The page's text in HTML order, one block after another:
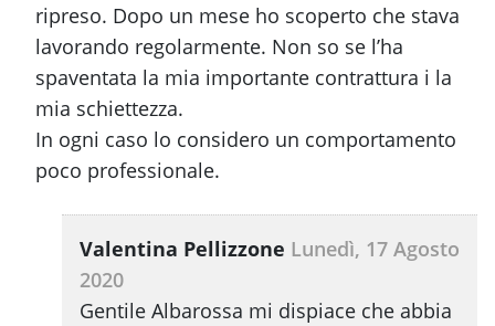
ripreso. Dopo un mese ho scoperto che stava
lavorando regolarmente. Non so se l’ha
spaventata la mia importante contrattura i la
mia schiettezza.
In ogni caso lo considero un comportamento
poco professionale.
Valentina Pellizzone Lunedì, 17 Agosto
2020
Gentile Albarossa mi dispiace che abbia